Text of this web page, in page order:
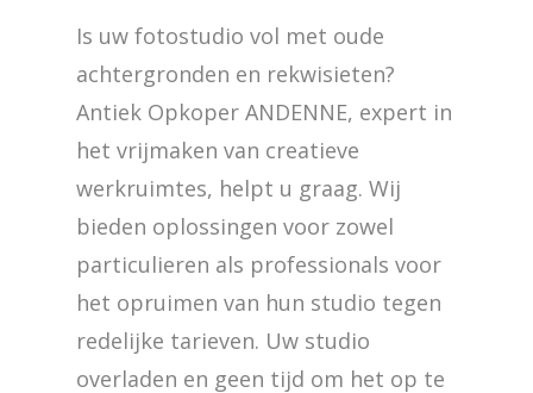
Is uw fotostudio vol met oude
achtergronden en rekwisieten?
Antiek Opkoper ANDENNE, expert in
het vrijmaken van creatieve
werkruimtes, helpt u graag. Wij
bieden oplossingen voor zowel
particulieren als professionals voor
het opruimen van hun studio tegen
redelijke tarieven. Uw studio
overladen en geen tijd om het op te